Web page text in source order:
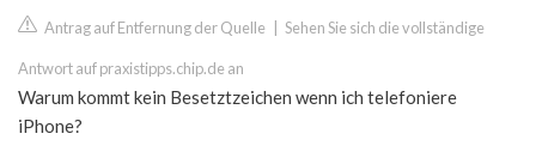
Antrag auf Entfernung der Quelle Sehen Sie sich die vollständige
Antwort auf praxistipps.chip.de an
Warum kommt kein Besetztzeichen wenn ich telefoniere
iPhone?